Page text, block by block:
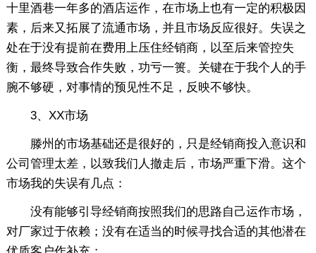
十里酒巷一年多的酒店运作，在市场上也有一定的积极因
素，后来又拓展了流通市场，并且市场反应很好。失误之
处在于没有提前在费用上压住经销商，以至后来管控失
衡，最终导致合作失败，功亏一篑。关键在于我个人的手
腕不够硬，对事情的预见性不足，反映不够快。
3、XX市场
滕州的市场基础还是很好的，只是经销商投入意识和
公司管理太差，以致我们人撤走后，市场严重下滑。这个
市场我的失误有几点：
没有能够引导经销商按照我们的思路自己运作市场，
对厂家过于依赖；没有在适当的时候寻找合适的其他潜在